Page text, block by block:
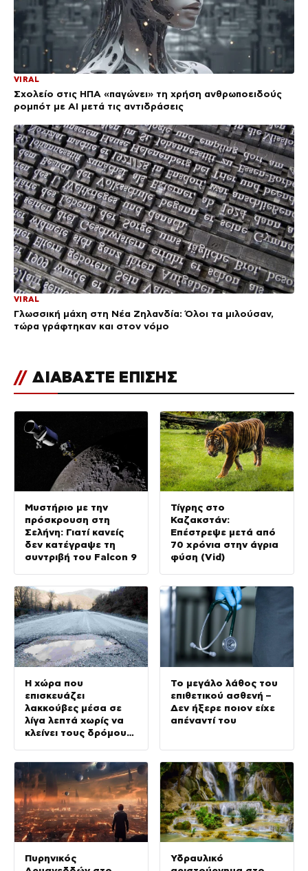
VIRAL
Σχολείο στις ΗΠΑ «παγώνει» τη χρήση ανθρωποειδούς
ρομπότ με AI μετά τις αντιδράσεις
VIRAL
Γλωσσική μάχη στη Νέα Ζηλανδία: Όλοι τα μιλούσαν,
τώρα γράφτηκαν και στον νόμο
// ΔΙΑΒΑΣΤΕ ΕΠΙΣΗΣ
Μυστήριο με την
πρόσκρουση στη
Σελήνη: Γιατί κανείς
δεν κατέγραψε τη
συντριβή του Falcon 9
Τίγρης στο
Καζακστάν:
Επέστρεψε μετά από
70 χρόνια στην άγρια
φύση (Vid)
Η χώρα που
επισκευάζει
λακκούβες μέσα σε
λίγα λεπτά χωρίς να
κλείνει τους δρόμους
Το μεγάλο λάθος του
επιθετικού ασθενή –
Δεν ήξερε ποιον είχε
απέναντί του
Πυρηνικός
Υδραυλικό